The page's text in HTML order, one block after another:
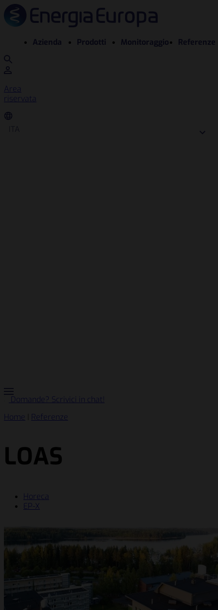
Azienda Prodotti Monitoraggio Referenze
Area
riservata
ITA
Domande? Scrivici in chat!
Home
Referenze
LOAS
Horeca
EP-X